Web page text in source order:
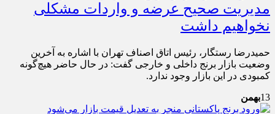
مدیریت صحیح عرضه و واردات مشکلی
نخواهیم داشت
حمیدرضا رستگار، رئیس اتاق اصناف تهران با اشاره به آخرین
وضعیت بازار برنج داخلی و خارجی گفت: در حال حاضر هیچ‌گونه
کمبودی در این بازار وجود ندارد.
13بهمن